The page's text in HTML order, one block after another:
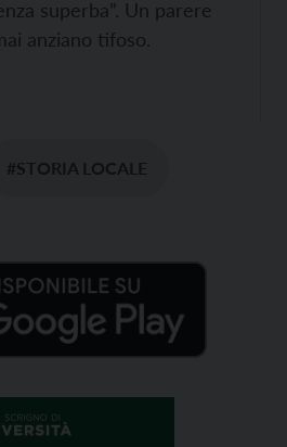
superba”. Un parere
anziano tifoso.
#STORIA LOCALE